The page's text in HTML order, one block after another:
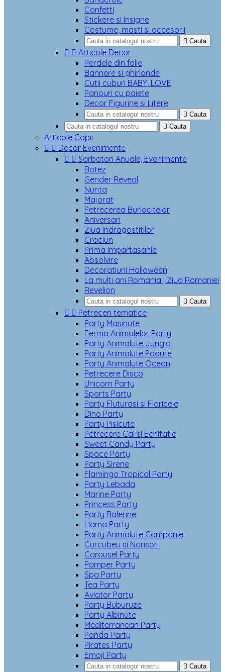
Confetti
Stickere si Insigne
Costume, masti si accesorii
 Cauta
  Articole Decor
Perdele din folie
Bannere si ghirlande
Cutii cuburi BABY, LOVE
Panouri cu paiete
Decor Figurine si Litere
 Cauta
 Cauta
Articole Copii
  Decor Evenimente
  Sarbatori Anuale, Evenimente
Botez
Gender Reveal
Nunta
Majorat
Petrecerea Burlacitelor
Aniversari
Ziua Indragostitilor
Craciun
Prima Impartasanie
Absolvire
Decoratiuni Halloween
La multi ani Romania | Ziua Romaniei
Revelion
 Cauta
  Petreceri tematice
Party Masinute
Ferma Animalelor Party
Party Animalute Jungla
Party Animalute Padure
Party Animalute Ocean
Petrecere Disco
Unicorn Party
Sports Party
Party Fluturasi si Floricele
Dino Party
Party Pisicute
Petrecere Cai si Echitatie
Sweet Candy Party
Space Party
Party Sirene
Flamingo Tropical Party
Party Lebada
Marine Party
Princess Party
Party Balerine
Llama Party
Party Animalute Companie
Curcubeu si Norisori
Carousel Party
Pamper Party
Spa Party
Tea Party
Aviator Party
Party Buburuze
Party Albinute
Mediterranean Party
Panda Party
Pirates Party
Emoji Party
 Cauta